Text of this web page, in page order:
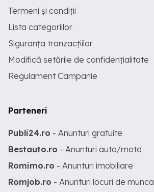
Termeni și condiții
Lista categoriilor
Siguranța tranzacțiilor
Modifică setările de confidențialitate
Regulament Campanie
Parteneri
Publi24.ro - Anunturi gratuite
Bestauto.ro - Anunturi auto/moto
Romimo.ro - Anunturi imobiliare
Romjob.ro - Anunturi locuri de munca